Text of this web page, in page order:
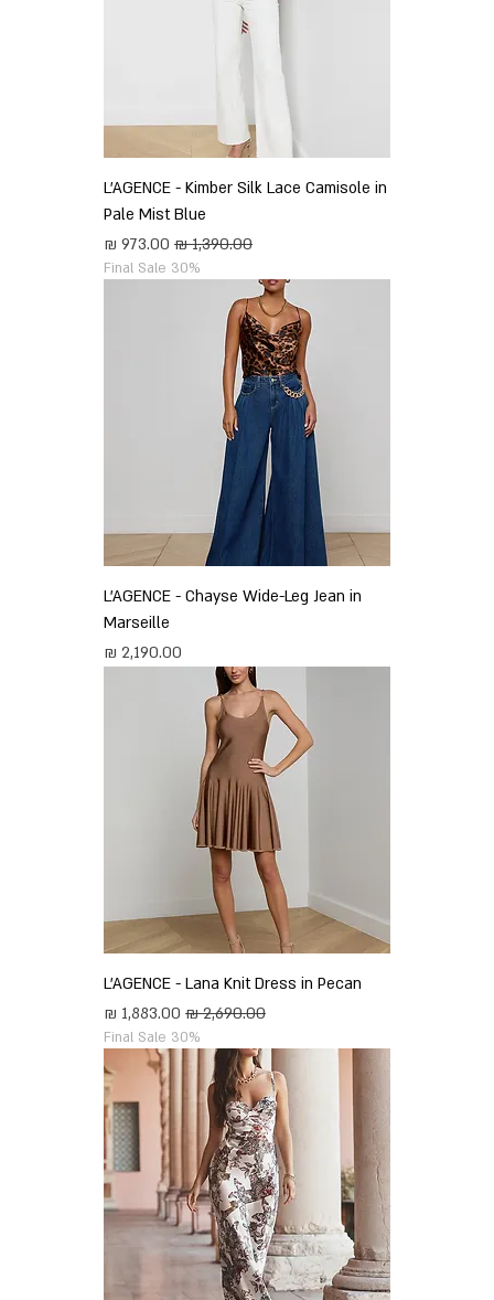
L'AGENCE - Kimber Silk Lace Camisole in
Pale Mist Blue
מחיר רגיל
מחיר מבצע
Final Sale 30%
L'AGENCE - Chayse Wide-Leg Jean in
Marseille
מחיר
L'AGENCE - Lana Knit Dress in Pecan
מחיר רגיל
מחיר מבצע
Final Sale 30%